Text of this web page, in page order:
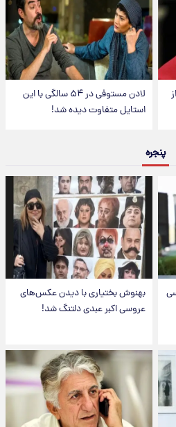
لادن مستوفی در ۵۴ سالگی با این
استایل متفاوت دیده شد!
پنجره
بهنوش بختیاری با دیدن عکس‌های
عروسی اکبر عبدی دلتنگ شد!